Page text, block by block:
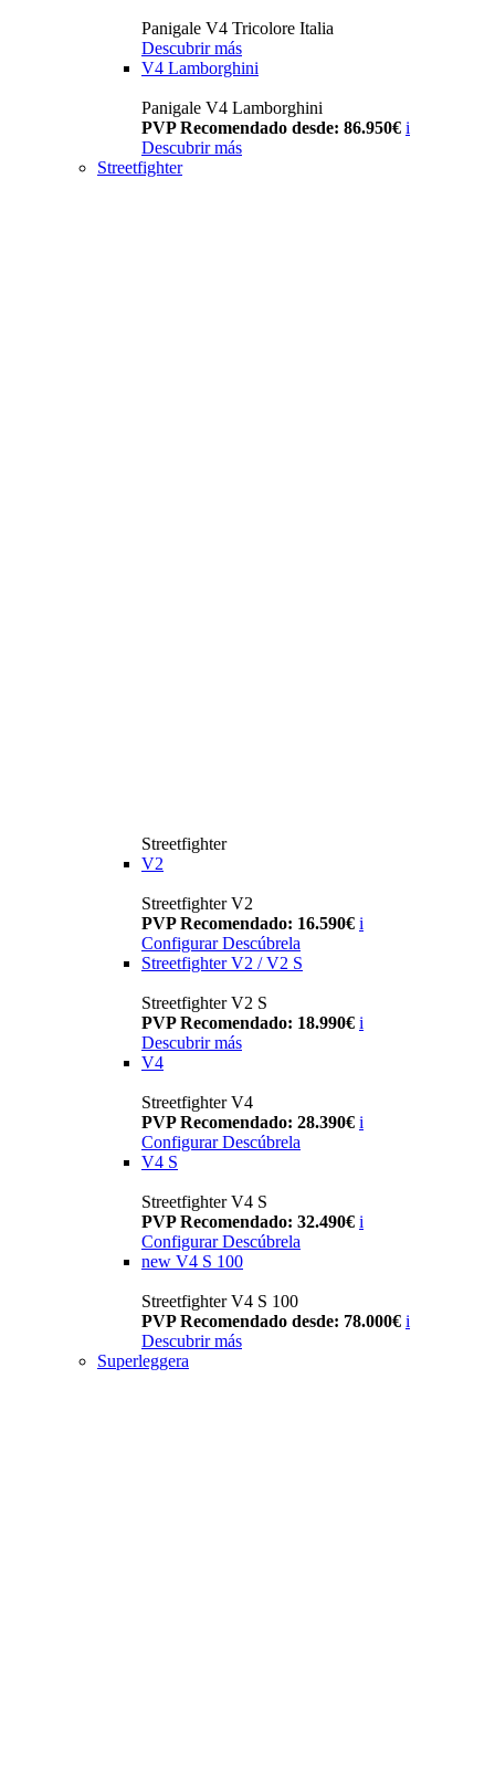
Panigale V4 Tricolore Italia
Descubrir más
V4 Lamborghini
Panigale V4 Lamborghini
PVP Recomendado desde: 86.950€ i
Descubrir más
Streetfighter
Streetfighter
V2
Streetfighter V2
PVP Recomendado: 16.590€ i
Configurar Descúbrela
Streetfighter V2 / V2 S
Streetfighter V2 S
PVP Recomendado: 18.990€ i
Descubrir más
V4
Streetfighter V4
PVP Recomendado: 28.390€ i
Configurar Descúbrela
V4 S
Streetfighter V4 S
PVP Recomendado: 32.490€ i
Configurar Descúbrela
new V4 S 100
Streetfighter V4 S 100
PVP Recomendado desde: 78.000€ i
Descubrir más
Superleggera